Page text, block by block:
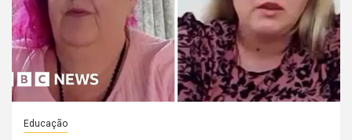
Educação